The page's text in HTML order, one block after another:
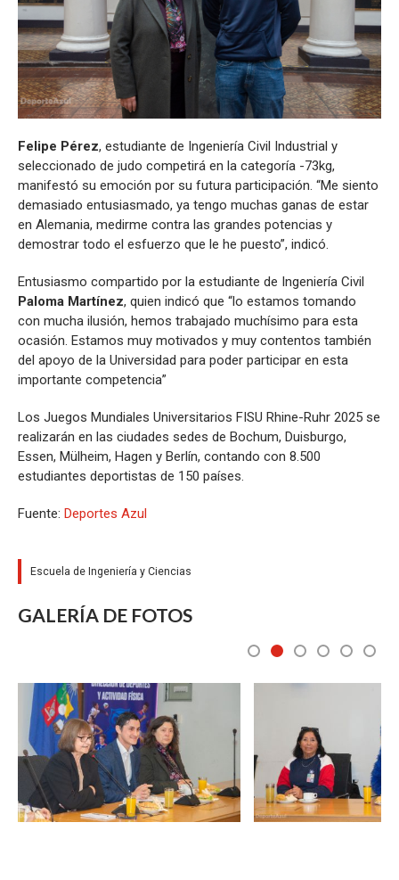
Felipe Pérez, estudiante de Ingeniería Civil Industrial y
seleccionado de judo competirá en la categoría -73kg,
manifestó su emoción por su futura participación. “Me siento
demasiado entusiasmado, ya tengo muchas ganas de estar
en Alemania, medirme contra las grandes potencias y
demostrar todo el esfuerzo que le he puesto”, indicó.
Entusiasmo compartido por la estudiante de Ingeniería Civil
Paloma Martínez, quien indicó que “lo estamos tomando
con mucha ilusión, hemos trabajado muchísimo para esta
ocasión. Estamos muy motivados y muy contentos también
del apoyo de la Universidad para poder participar en esta
importante competencia”
Los Juegos Mundiales Universitarios FISU Rhine-Ruhr 2025 se
realizarán en las ciudades sedes de Bochum, Duisburgo,
Essen, Mülheim, Hagen y Berlín, contando con 8.500
estudiantes deportistas de 150 países.
Fuente: Deportes Azul
Escuela de Ingeniería y Ciencias
GALERÍA DE FOTOS
Zoom
5 6